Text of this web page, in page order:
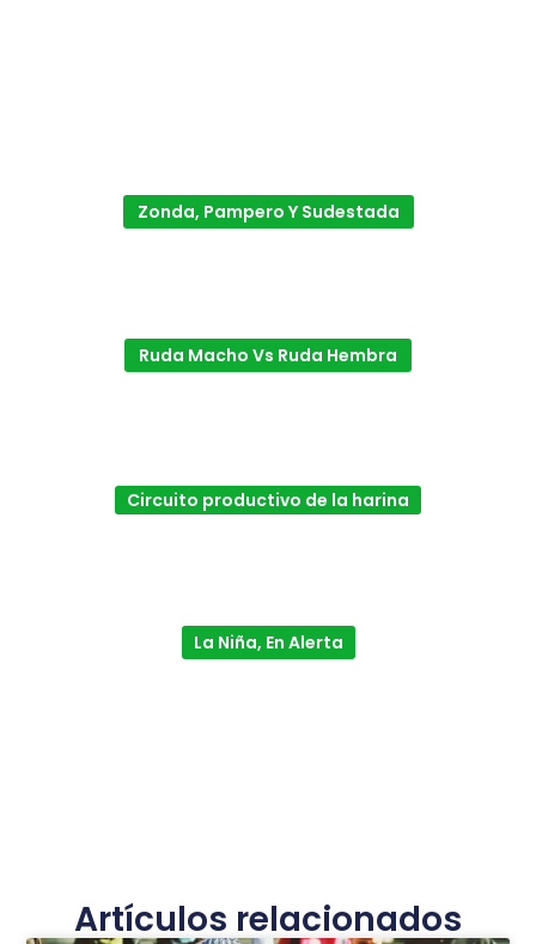
Zonda, Pampero Y Sudestada
Ruda Macho Vs Ruda Hembra
Circuito productivo de la harina
La Niña, En Alerta
Artículos relacionados